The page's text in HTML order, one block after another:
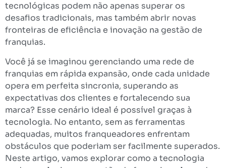
tecnológicas podem não apenas superar os
desafios tradicionais, mas também abrir novas
fronteiras de eficiência e inovação na gestão de
franquias.
Você já se imaginou gerenciando uma rede de
franquias em rápida expansão, onde cada unidade
opera em perfeita sincronia, superando as
expectativas dos clientes e fortalecendo sua
marca? Esse cenário ideal é possível graças à
tecnologia. No entanto, sem as ferramentas
adequadas, muitos franqueadores enfrentam
obstáculos que poderiam ser facilmente superados.
Neste artigo, vamos explorar como a tecnologia